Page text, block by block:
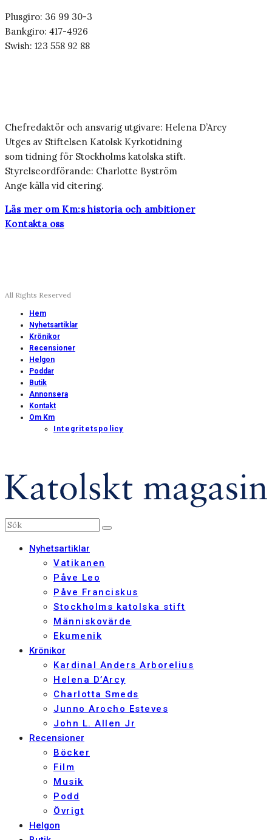
Plusgiro: 36 99 30-3
Bankgiro: 417-4926
Swish: 123 558 92 88
Chefredaktör och ansvarig utgivare: Helena D’Arcy
Utges av Stiftelsen Katolsk Kyrkotidning
som tidning för Stockholms katolska stift.
Styrelseordförande: Charlotte Byström
Ange källa vid citering.
Läs mer om Km:s historia och ambitioner
Kontakta oss
All Rights Reserved
Hem
Nyhetsartiklar
Krönikor
Recensioner
Helgon
Poddar
Butik
Annonsera
Kontakt
Om Km
Integritetspolicy
Nyhetsartiklar
Vatikanen
Påve Leo
Påve Franciskus
Stockholms katolska stift
Människovärde
Ekumenik
Krönikor
Kardinal Anders Arborelius
Helena D’Arcy
Charlotta Smeds
Junno Arocho Esteves
John L. Allen Jr
Recensioner
Böcker
Film
Musik
Podd
Övrigt
Helgon